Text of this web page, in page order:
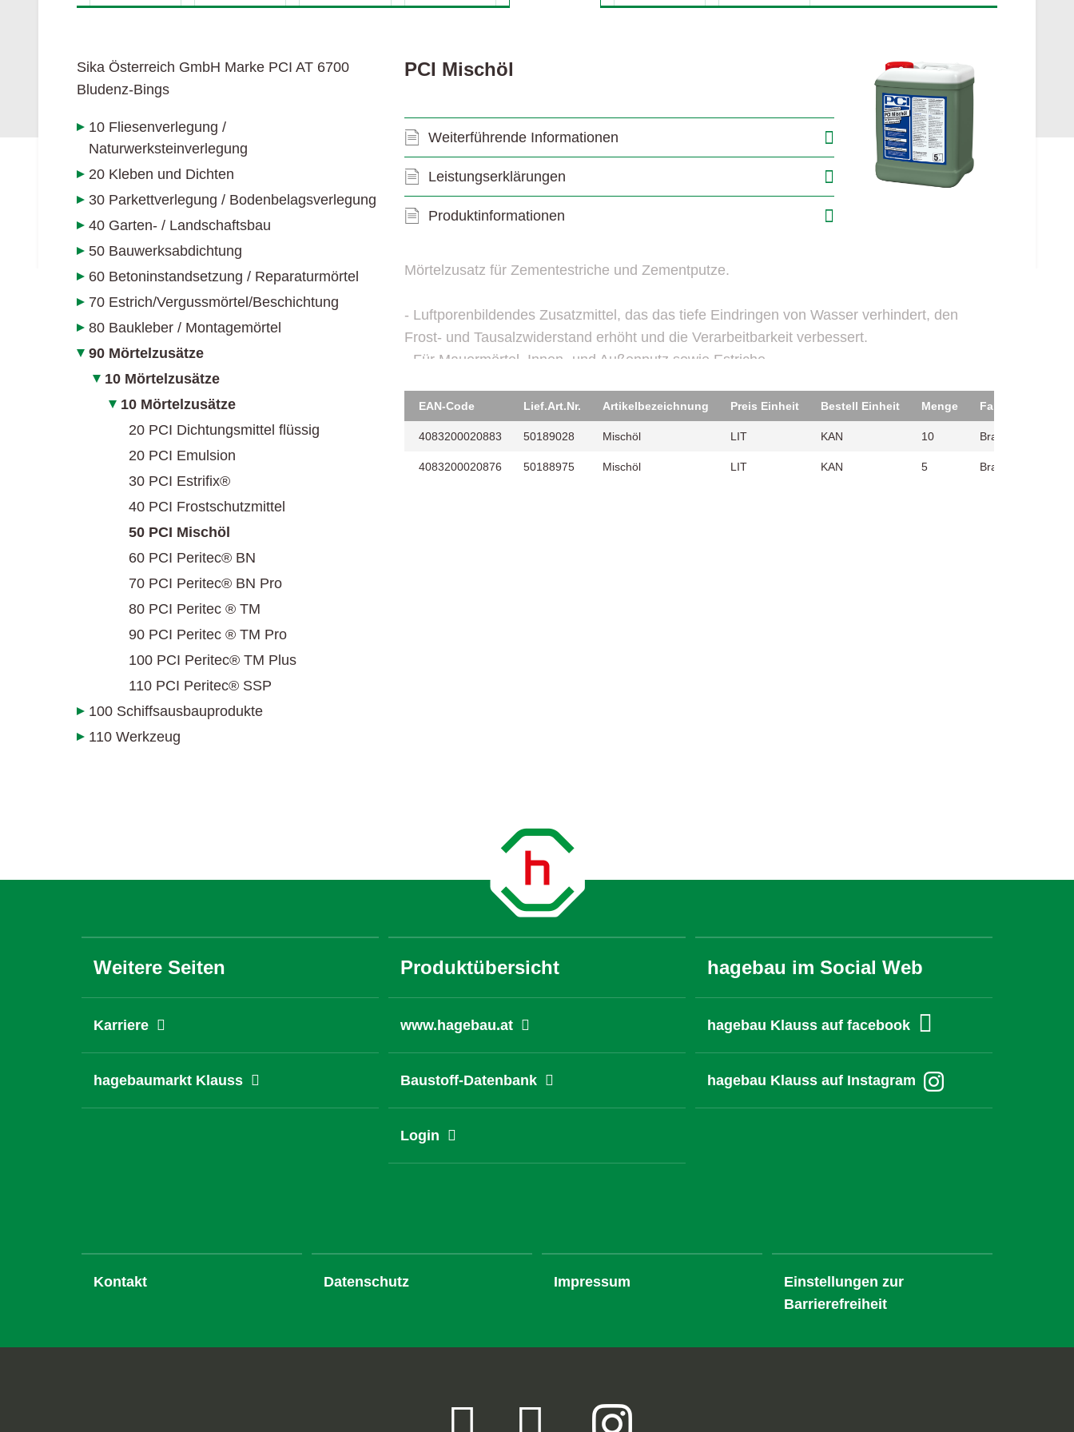
Sika Österreich GmbH Marke PCI AT 6700
Bludenz-Bings
10 Fliesenverlegung /
Naturwerksteinverlegung
20 Kleben und Dichten
30 Parkettverlegung / Bodenbelagsverlegung
40 Garten- / Landschaftsbau
50 Bauwerksabdichtung
60 Betoninstandsetzung / Reparaturmörtel
70 Estrich/Vergussmörtel/Beschichtung
80 Baukleber / Montagemörtel
90 Mörtelzusätze
10 Mörtelzusätze
10 Mörtelzusätze
20 PCI Dichtungsmittel flüssig
20 PCI Emulsion
30 PCI Estrifix®
40 PCI Frostschutzmittel
50 PCI Mischöl
60 PCI Peritec® BN
70 PCI Peritec® BN Pro
80 PCI Peritec ® TM
90 PCI Peritec ® TM Pro
100 PCI Peritec® TM Plus
110 PCI Peritec® SSP
100 Schiffsausbauprodukte
110 Werkzeug
PCI Mischöl
Weiterführende Informationen
Leistungserklärungen
Produktinformationen
Mörtelzusatz für Zementestriche und Zementputze.
- Luftporenbildendes Zusatzmittel, das das tiefe Eindringen von Wasser verhindert, den
Frost- und Tausalzwiderstand erhöht und die Verarbeitbarkeit verbessert.
- Für Mauermörtel, Innen- und Außenputz sowie Estriche.
- Nur für gewerbliche / industrielle Verwendung.
EAN-Code Lief.Art.Nr. Artikelbezeichnung Preis Einheit Bestell Einheit Menge Farbe
4083200020883 50189028 Mischöl LIT KAN 10 Braun
4083200020876 50188975 Mischöl LIT KAN 5 Braun
Weitere Seiten
Karriere
hagebaumarkt Klauss
Produktübersicht
www.hagebau.at
Baustoff-Datenbank
Login
hagebau im Social Web
hagebau Klauss auf facebook
hagebau Klauss auf Instagram
Kontakt Datenschutz Impressum
Einstellungen zur
Barrierefreiheit